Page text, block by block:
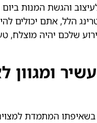
והגשת המנות ביום
הלל, אתם יכולים
שלכם יהיה מוצלח,
ומגוון
בשאיפתו המתמדת